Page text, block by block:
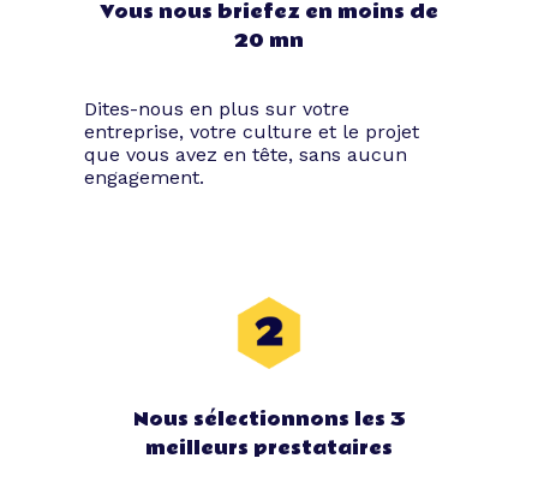
Soirée corporate : les
types d’événements
Vous avez sûrement entendu parler des
afterworks, des séminaires ou des team
buildings, mais sachez que les soirées
événements. Grâce à Tibby, laissez voguer
votre imagination et faites parler votre
Vous nous briefez en moins de
20 mn
Dites-nous en plus sur votre
entreprise, votre culture et le projet
que vous avez en tête, sans aucun
engagement.
Nous sélectionnons les 3
meilleurs prestataires